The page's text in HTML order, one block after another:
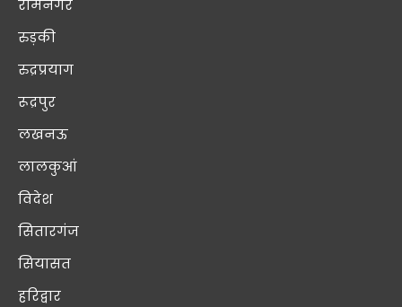
रामनगर
रुड़की
रुद्रप्रयाग
रूद्रपुर
लखनऊ
लालकुआं
विदेश
सितारगंज
सियासत
हरिद्वार